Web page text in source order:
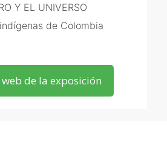
Y EL UNIVERSO
de Colombia
de la exposición